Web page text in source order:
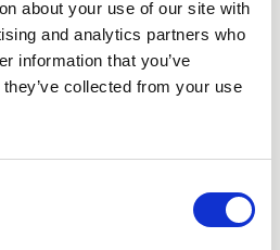
about your use of our site with
and analytics partners who
information that you’ve
collected from your use
börjar med ett
– helt utan förpliktelser,
att förstå vad som passar